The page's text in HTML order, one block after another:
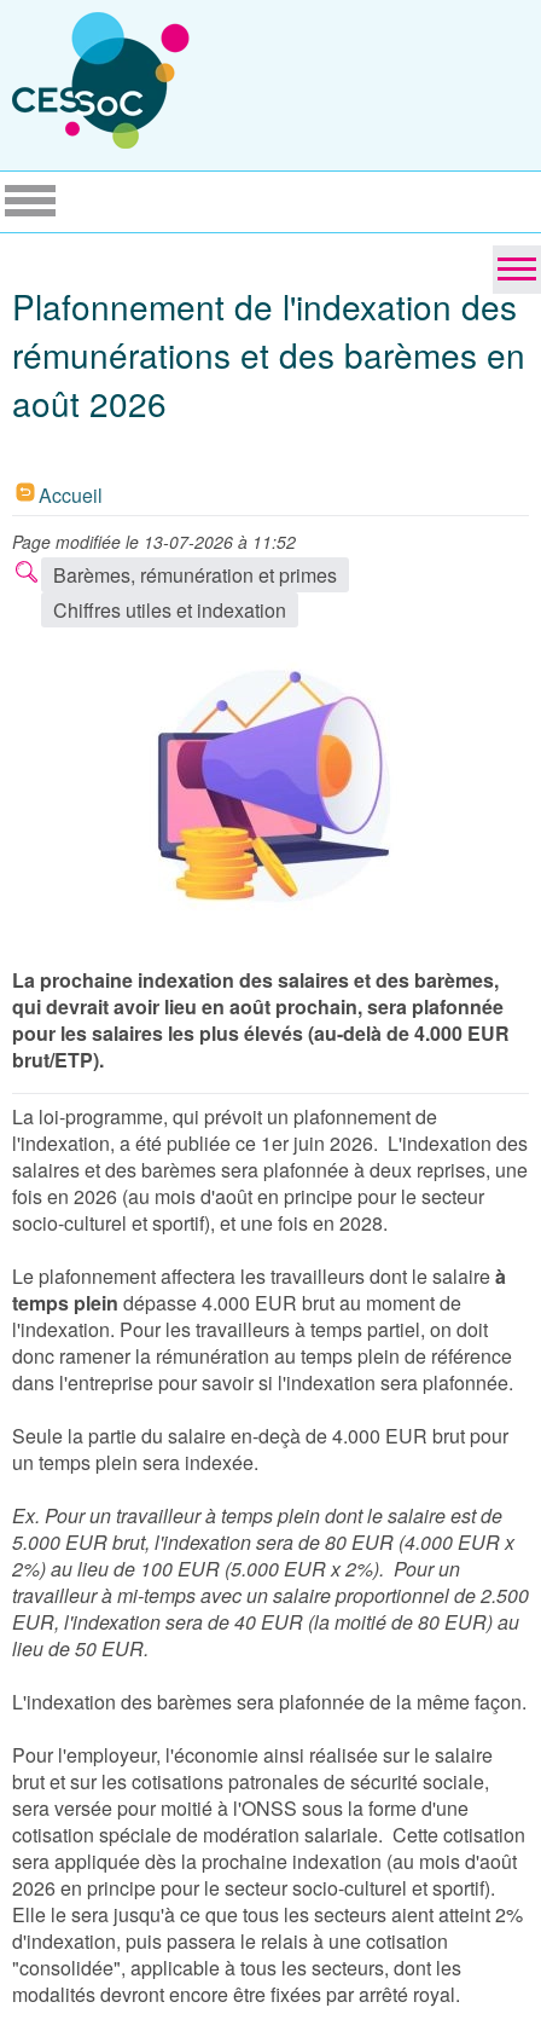
Plafonnement de l'indexation des
rémunérations et des barèmes en
août 2026
Accueil
Page modifiée le 13-07-2026 à 11:52
Barèmes, rémunération et primes
Chiffres utiles et indexation
La prochaine indexation des salaires et des barèmes,
qui devrait avoir lieu en août prochain, sera plafonnée
pour les salaires les plus élevés (au-delà de 4.000 EUR
brut/ETP).
La loi-programme, qui prévoit un plafonnement de
l'indexation, a été publiée ce 1er juin 2026. L'indexation des
salaires et des barèmes sera plafonnée à deux reprises, une
fois en 2026 (au mois d'août en principe pour le secteur
socio-culturel et sportif), et une fois en 2028.
Le plafonnement affectera les travailleurs dont le salaireà
temps plein dépasse 4.000 EUR brut au moment de
l'indexation. Pour les travailleurs à temps partiel, on doit
donc ramener la rémunération au temps plein de référence
dans l'entreprise pour savoir si l'indexation sera plafonnée.
Seule la partie du salaire en-deçà de 4.000 EUR brut pour
un temps plein sera indexée.
Ex. Pour un travailleur à temps plein dont le salaire est de
5.000 EUR brut, l'indexation sera de 80 EUR (4.000 EUR x
2%) au lieu de 100 EUR (5.000 EUR x 2%). Pour un
travailleur à mi-temps avec un salaire proportionnel de 2.500
EUR, l'indexation sera de 40 EUR (la moitié de 80 EUR) au
lieu de 50 EUR.
L'indexation des barèmes sera plafonnée de la même façon.
Pour l'employeur, l'économie ainsi réalisée sur le salaire
brut et sur les cotisations patronales de sécurité sociale,
sera versée pour moitié à l'ONSS sous la forme d'une
cotisation spéciale de modération salariale. Cette cotisation
sera appliquée dès la prochaine indexation (au mois d'août
2026 en principe pour le secteur socio-culturel et sportif).
Elle le sera jusqu'à ce que tous les secteurs aient atteint 2%
d'indexation, puis passera le relais à une cotisation
"consolidée", applicable à tous les secteurs, dont les
modalités devront encore être fixées par arrêté royal.